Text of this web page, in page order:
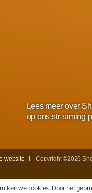
Lees meer over
op ons streaming
website Copyright ©2026
we cookies. Door het